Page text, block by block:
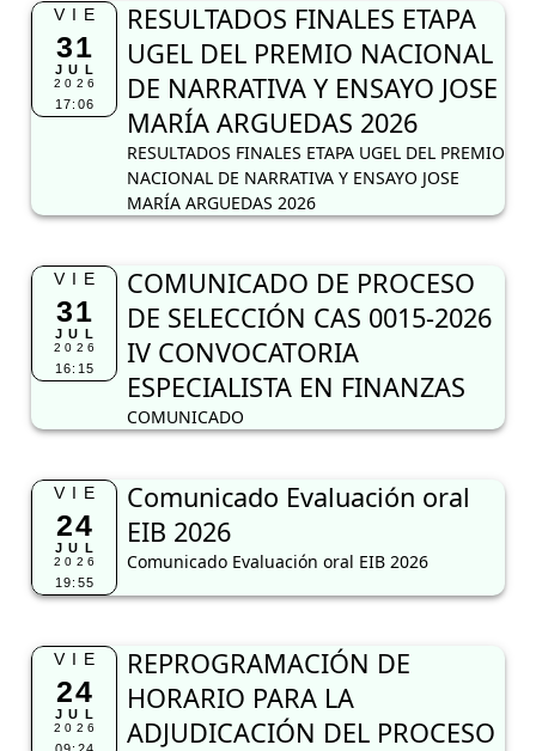
VIE
31
JUL
2026
17:06
RESULTADOS FINALES ETAPA
UGEL DEL PREMIO NACIONAL
DE NARRATIVA Y ENSAYO JOSE
MARÍA ARGUEDAS 2026
RESULTADOS FINALES ETAPA UGEL DEL PREMIO
NACIONAL DE NARRATIVA Y ENSAYO JOSE
MARÍA ARGUEDAS 2026
VIE
31
JUL
2026
16:15
COMUNICADO DE PROCESO
DE SELECCIÓN CAS 0015-2026
IV CONVOCATORIA
ESPECIALISTA EN FINANZAS
COMUNICADO
VIE
24
JUL
2026
19:55
Comunicado Evaluación oral
EIB 2026
Comunicado Evaluación oral EIB 2026
VIE
24
JUL
2026
REPROGRAMACIÓN DE
HORARIO PARA LA
ADJUDICACIÓN DEL PROCESO